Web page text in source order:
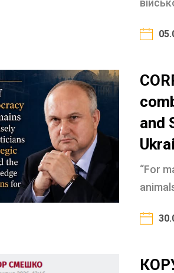
and
“For